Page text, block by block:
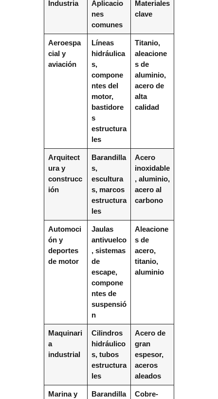
Industria
Aplicacio
nes
comunes
Materiales
clave
Aeroespa
cial y
aviación
Líneas
hidráulica
s,
compone
ntes del
motor,
bastidore
s
estructura
les
Titanio,
aleacione
s de
aluminio,
acero de
alta
calidad
Arquitect
ura y
construcc
ión
Barandilla
s,
escultura
s, marcos
estructura
les
Acero
inoxidable
, aluminio,
acero al
carbono
Automoci
ón y
deportes
de motor
Jaulas
antivuelco
, sistemas
de
escape,
compone
ntes de
suspensió
n
Aleacione
s de
acero,
titanio,
aluminio
Maquinari
a
industrial
Cilindros
hidráulico
s, tubos
estructura
les
Acero de
gran
espesor,
aceros
aleados
Marina y
Barandilla
Cobre-